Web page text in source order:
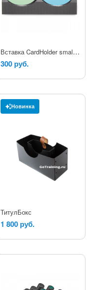
Вставка CardHolder small для малых кругов
300 руб.
Новинка
ТитулБокс
1 800 руб.